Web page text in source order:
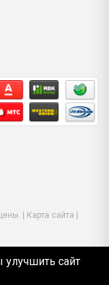
| Карта сайта
улучшить сайт